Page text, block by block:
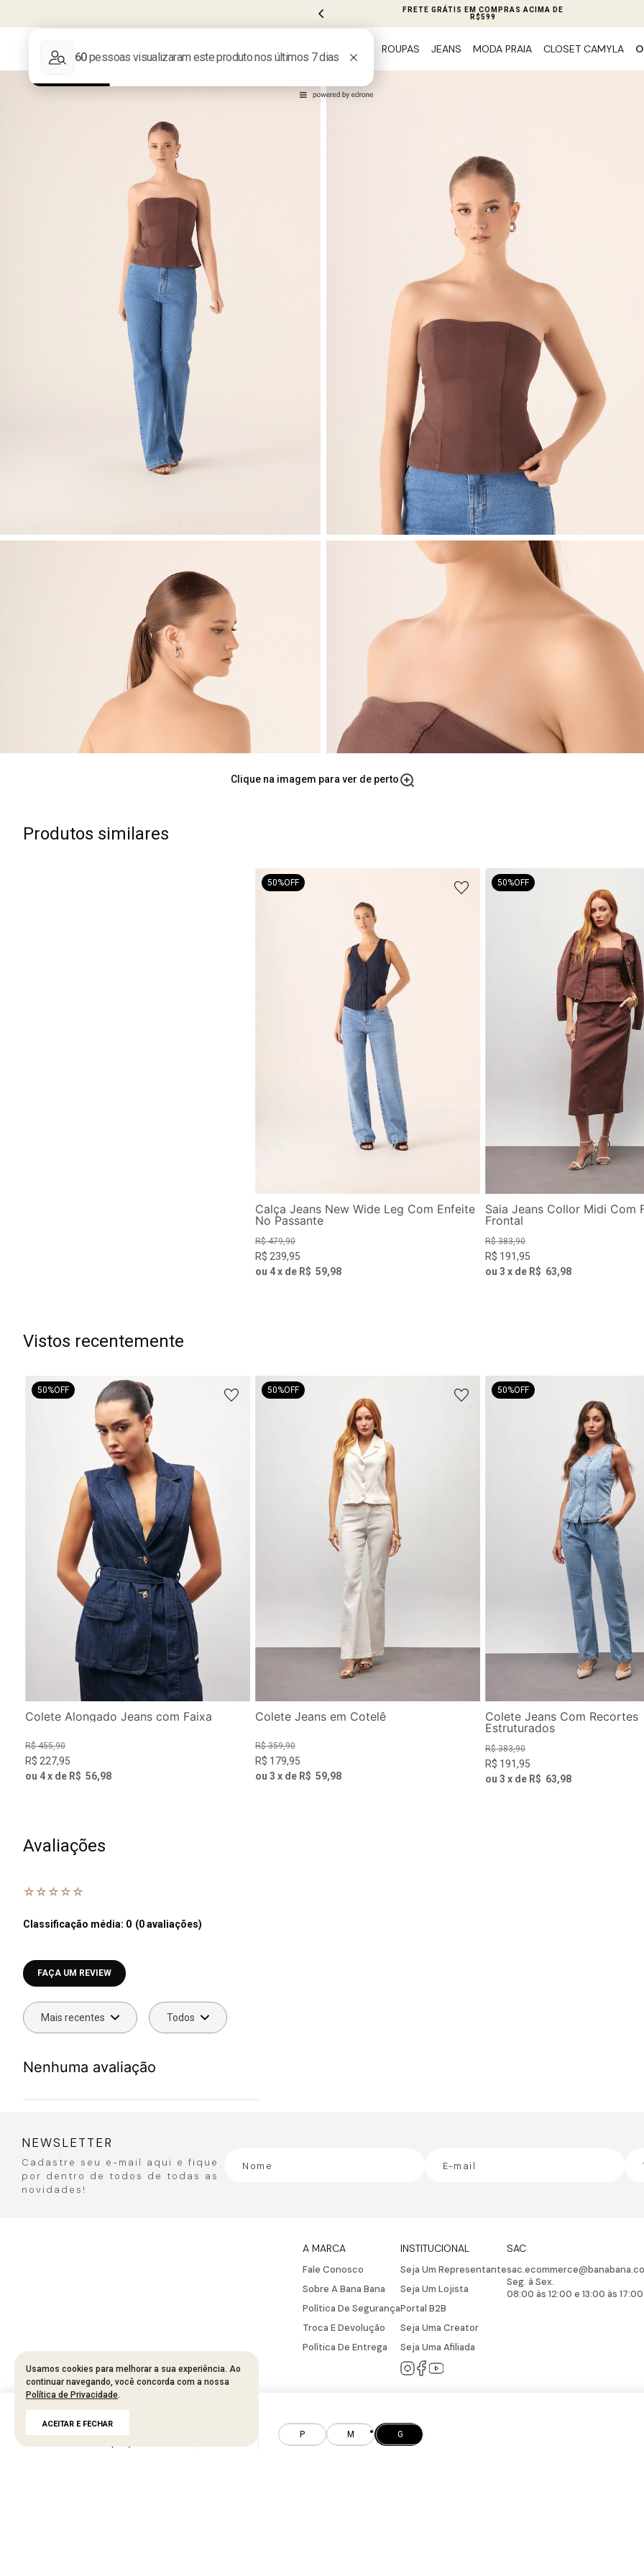
FRETE GRÁTIS EM COMPRAS ACIMA DE
R$599
ROUPAS JEANS MODA PRAIA CLOSET CAMYLA
R$ 143,95 R$287
P M G
Clique na imagem para ver de perto
Produtos similares
50%OFF
Calça Jeans New Wide Leg Com Enfeite
No Passante
R$ 479,90
R$ 239,95
ou 4x de R$ 59,98
50%OFF
Saia Jeans Collor Midi Com
Frontal
R$ 383,90
R$ 191,95
ou 3 x de R$ 63,98
Vistos recentemente
50%OFF
Colete Alongado Jeans com Faixa
R$ 455,90
R$ 227,95
ou 4x de R$ 56,98
50%OFF
Colete Jeans em Cotelê
R$ 359,90
R$ 179,95
ou 3 x de R$ 59,98
50%OFF
Colete Jeans Com Recortes
Estruturados
R$ 383,90
R$ 191,95
ou 3 x de R$ 63,98
Avaliações
☆ ☆ ☆ ☆ ☆
Classificação média: 0 (0 avaliações)
Faça login para escrever uma avaliação.
Mais recentes Todos
Nenhuma avaliação
Usamos cookies para melhorar a sua experiência. Ao
continuar navegando, você concorda com a nossa
Política de Privacidade.
ACEITAR E FECHAR
NEWSLETTER
Cadastre seu e-mail aqui e fique
por dentro de todos de todas as
novidades!
A MARCA
Fale Conosco
Sobre A Bana Bana
Política De Segurança
Troca E Devolução
Política De Entrega
INSTITUCIONAL
Seja Um Representante
Seja Um Lojista
Portal B2B
Seja Uma Creator
Seja Uma Afiliada
SAC
Seg. à Sex.
08:00 às 12:00 e 13:00 às 17:00
Developed by